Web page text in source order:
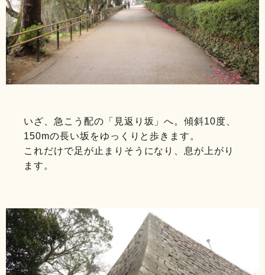
いざ、急こう配の「見返り坂」へ。傾斜10度、
150mの長い坂をゆっくりと歩きます。
これだけで足が止まりそうになり、息が上がり
ます。